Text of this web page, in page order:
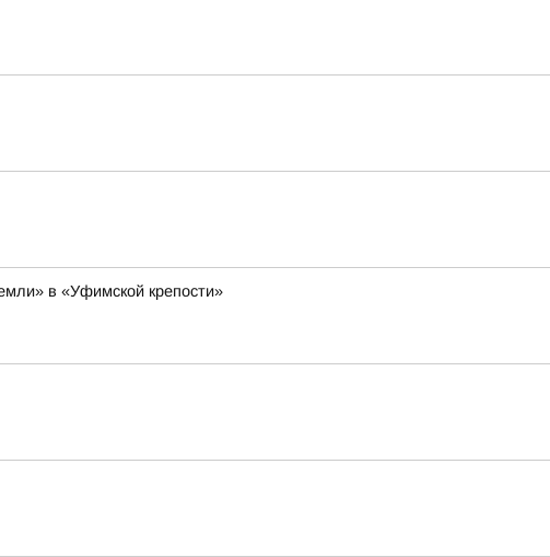
в «Уфимской крепости»